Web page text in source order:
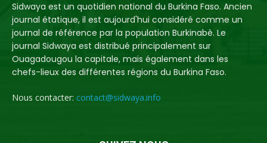
Sidwaya est un quotidien national du Burkina Faso. Ancien
journal étatique, il est aujourd'hui considéré comme un
journal de référence par la population Burkinabè. Le
journal Sidwaya est distribué principalement sur
Ouagadougou la capitale, mais également dans les
chefs-lieux des différentes régions du Burkina Faso.
Nous contacter: contact@sidwaya.info